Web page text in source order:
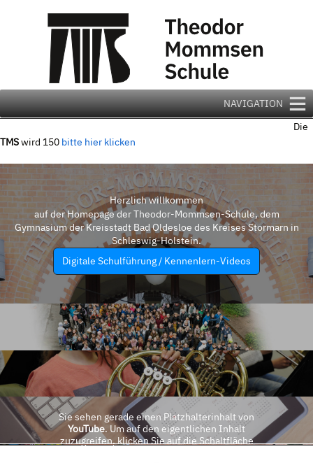
NAVIGATION
Die
TMSwird 150 bitte hier klicken
Herzlich willkommen
auf der Homepage der Theodor-Mommsen-Schule, dem
Gymnasium der Kreisstadt Bad Oldesloe des Kreises Stormarn in
Schleswig-Holstein.
Digitale Schulführung / Kennenlern-Videos
Sie sehen gerade einen Platzhalterinhalt von
YouTube. Um auf den eigentlichen Inhalt
zuzugreifen, klicken Sie auf die Schaltfläche